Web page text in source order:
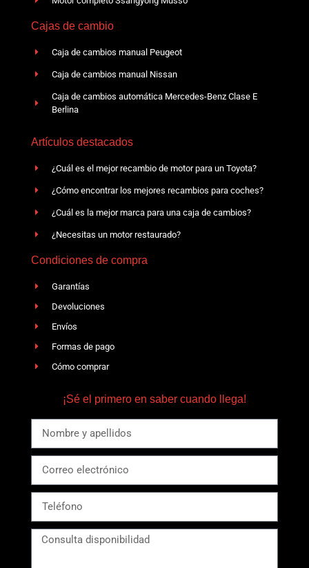
Cajas de cambio
Caja de cambios manual Peugeot
Caja de cambios manual Nissan
Caja de cambios automática Mercedes-Benz Clase E
Berlina
Artículos destacados
¿Cuál es el mejor recambio de motor para un Toyota?
¿Cómo encontrar los mejores recambios para coches?
¿Cuál es la mejor marca para una caja de cambios?
¿Necesitas un motor restaurado?
Condiciones de compra
Garantías
Devoluciones
Envíos
Formas de pago
Cómo comprar
¡Sé el primero en saber cuando llega!